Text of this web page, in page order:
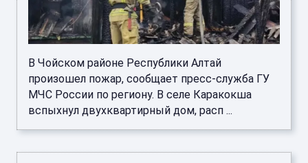
В Чойском районе Республики Алтай
произошел пожар, сообщает пресс-служба ГУ
МЧС России по региону. В селе Каракокша
вспыхнул двухквартирный дом, расп ...